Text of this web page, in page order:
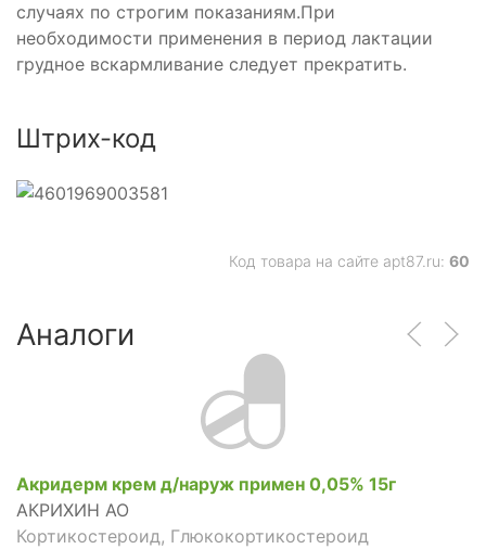
случаях по строгим показаниям.При
необходимости применения в период лактации
грудное вскармливание следует прекратить.
Штрих-код
Код товара на сайте apt87.ru: 60
Аналоги
Акридерм крем д/наруж примен 0,05% 15г
АКРИХИН АО
Кортикостероид, Глюкокортикостероид